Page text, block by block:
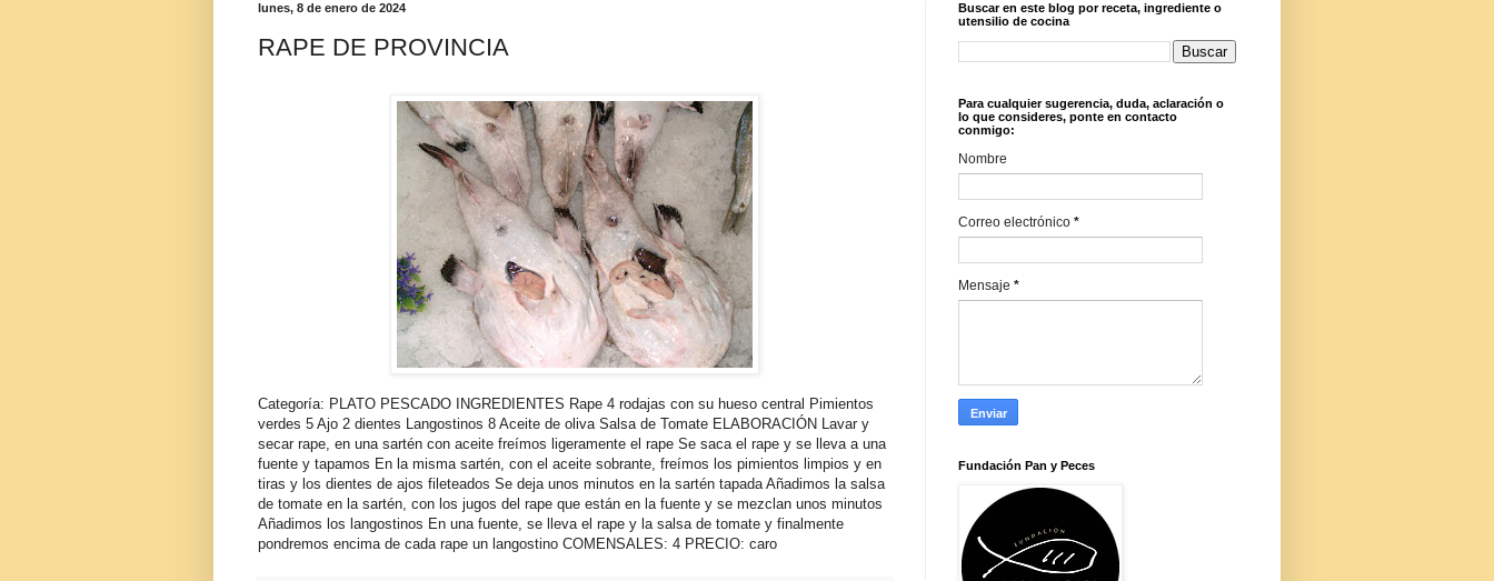
lunes, 8 de enero de 2024
RAPE DE PROVINCIA
Categoría: PLATO PESCADO INGREDIENTES Rape 4 rodajas con su hueso central Pimientos
verdes 5 Ajo 2 dientes Langostinos 8 Aceite de oliva Salsa de Tomate ELABORACIÓN Lavar y
secar rape, en una sartén con aceite freímos ligeramente el rape Se saca el rape y se lleva a una
fuente y tapamos En la misma sartén, con el aceite sobrante, freímos los pimientos limpios y en
tiras y los dientes de ajos fileteados Se deja unos minutos en la sartén tapada Añadimos la salsa
de tomate en la sartén, con los jugos del rape que están en la fuente y se mezclan unos minutos
Añadimos los langostinos En una fuente, se lleva el rape y la salsa de tomate y finalmente
pondremos encima de cada rape un langostino COMENSALES: 4 PRECIO: caro
Buscar en este blog por receta, ingrediente o
utensilio de cocina
Para cualquier sugerencia, duda, aclaración o
lo que consideres, ponte en contacto
conmigo:
Nombre
Correo electrónico *
Mensaje *
Fundación Pan y Peces